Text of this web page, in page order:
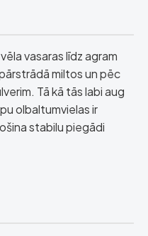
vasaras līdz agram
miltos un pēc
Tā kā tās labi aug
olbaltumvielas ir
stabilu piegādi